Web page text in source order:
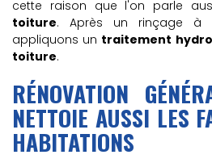
cette raison que l'on parle
toiture. Après un rinçage à
appliquons un traitement
toiture.
RÉNOVATION
NETTOIE AUSSI LES
HABITATIONS